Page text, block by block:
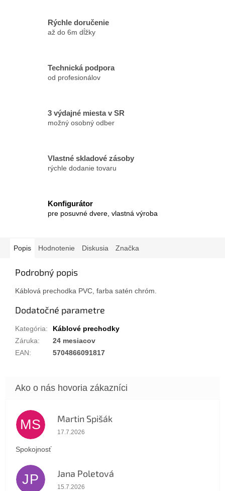
Rýchle doručenie
až do 6m dĺžky
Technická podpora
od profesionálov
3 výdajné miesta v SR
možný osobný odber
Vlastné skladové zásoby
rýchle dodanie tovaru
Konfigurátor
pre posuvné dvere, vlastná výroba
Popis Hodnotenie Diskusia Značka
Podrobný popis
Káblová prechodka PVC, farba satén chróm.
Dodatočné parametre
Kategória:
Káblové prechodky
Záruka:
24 mesiacov
EAN: 5704866091817
MS Martin Spišák
Hodnotenie obchodu je 5 z 5 hviezdičiek.
17.7.2026
Spokojnosť
JP Jana Poletová
Hodnotenie obchodu je 5 z 5 hviezdičiek.
15.7.2026